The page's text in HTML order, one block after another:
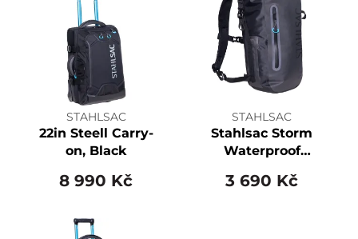
STAHLSAC
22in Steell Carry-
on, Black
8 990 Kč
STAHLSAC
Stahlsac Storm
Waterproof
3 690 Kč